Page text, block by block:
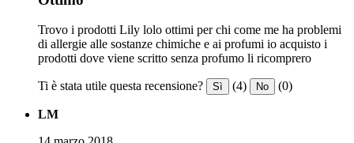
Trovo i prodotti Lily lolo ottimi per chi come me ha problemi
di allergie alle sostanze chimiche e ai profumi io acquisto i
prodotti dove viene scritto senza profumo li ricomprero
Ti è stata utile questa recensione? Sì (4) No (0)
LM